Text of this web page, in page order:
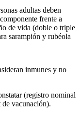
adultas deben
frente a
de vida (doble o triple
sarampión y rubéola
inmunes y no
(registro nominal
de vacunación).